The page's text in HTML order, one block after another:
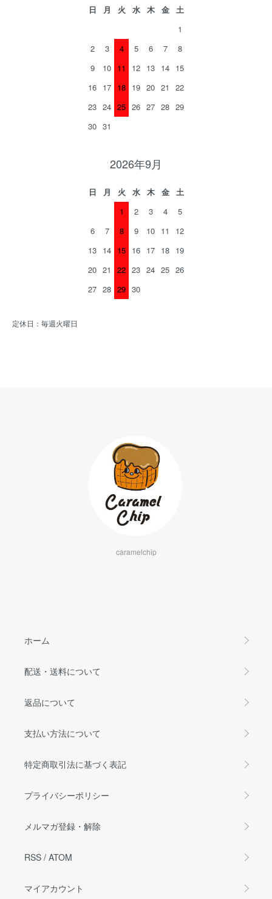
日 月 火 水 木 金
土
1
2
3 4 5 6 7
8
9
10 11 12 13 14 15
16 17 18 19 20 21
22
23 24 25 26 27 28 29
30 31
2026年9月
日 月 火 水 木 金
土
1
2 3 4
5
6
7 8 9 10 11
12
13 14 15 16 17 18 19
20 21 22 23 24 25 26
27 28 29 30
定休日：毎週火曜日
caramelchip
ホーム
配送・送料について
返品について
支払い方法について
特定商取引法に基づく表記
プライバシーポリシー
メルマガ登録・解除
RSS / ATOM
マイアカウント